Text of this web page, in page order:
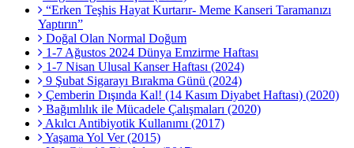
“Erken Teşhis Hayat Kurtarır- Meme Kanseri Taramanızı
Yaptırın”
Doğal Olan Normal Doğum
1-7 Ağustos 2024 Dünya Emzirme Haftası
1-7 Nisan Ulusal Kanser Haftası (2024)
9 Şubat Sigarayı Bırakma Günü (2024)
Çemberin Dışında Kal! (14 Kasım Diyabet Haftası) (2020)
Bağımlılık ile Mücadele Çalışmaları (2020)
Akılcı Antibiyotik Kullanımı (2017)
Yaşama Yol Ver (2015)